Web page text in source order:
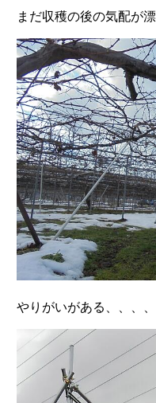
まだ収穫の後の気配が
やりがいがある、、、、